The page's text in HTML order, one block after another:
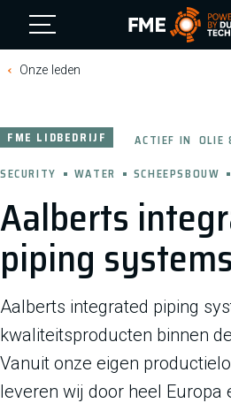
FME Logo, to
Onze leden
Aalberts
piping systems
FME LIDBEDRIJF ACTIEF IN OLIE
SECURITY
WATER SCHEEPSBOUW
Aalberts integrated piping
kwaliteitsproducten binnen
Vanuit onze eigen
leveren wij door heel Europa